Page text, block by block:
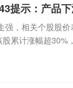
提示：产品
强，相关个股股
累计涨幅超30%